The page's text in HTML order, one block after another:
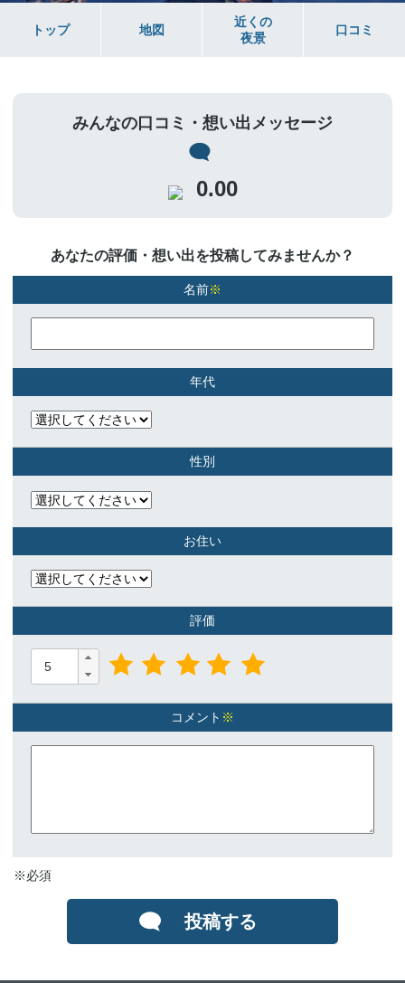
トップ 地図
近くの
夜景
口コミ
みんなの口コミ・想い出メッセージ
0.00
あなたの評価・想い出を投稿してみませんか？
名前※
年代
性別
お住い
評価
コメント ※
※必須